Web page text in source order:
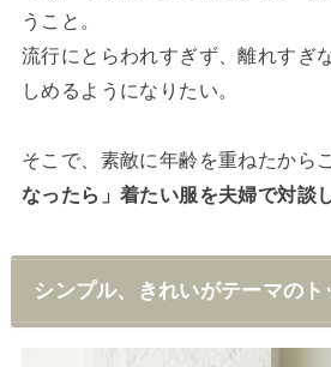
うこと。
流行にとらわれすぎず、離れすぎ
しめるようになりたい。
そこで、素敵に年齢を重ねたから
なったら」着たい服を夫婦で対談
シンプル、きれいがテーマのト